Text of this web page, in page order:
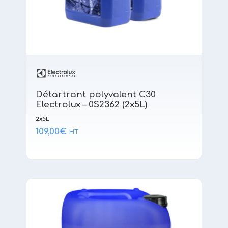
Détartrant polyvalent C30
Electrolux – 0S2362 (2x5L)
2x5L
109,00€ HT